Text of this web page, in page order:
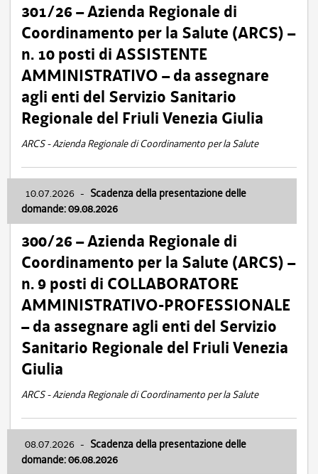
301/26 – Azienda Regionale di
Coordinamento per la Salute (ARCS) –
n. 10 posti di ASSISTENTE
AMMINISTRATIVO – da assegnare
agli enti del Servizio Sanitario
Regionale del Friuli Venezia Giulia
ARCS - Azienda Regionale di Coordinamento per la Salute
10.07.2026 - Scadenza della presentazione delle
domande: 09.08.2026
300/26 – Azienda Regionale di
Coordinamento per la Salute (ARCS) –
n. 9 posti di COLLABORATORE
AMMINISTRATIVO-PROFESSIONALE
– da assegnare agli enti del Servizio
Sanitario Regionale del Friuli Venezia
Giulia
ARCS - Azienda Regionale di Coordinamento per la Salute
08.07.2026 - Scadenza della presentazione delle
domande: 06.08.2026